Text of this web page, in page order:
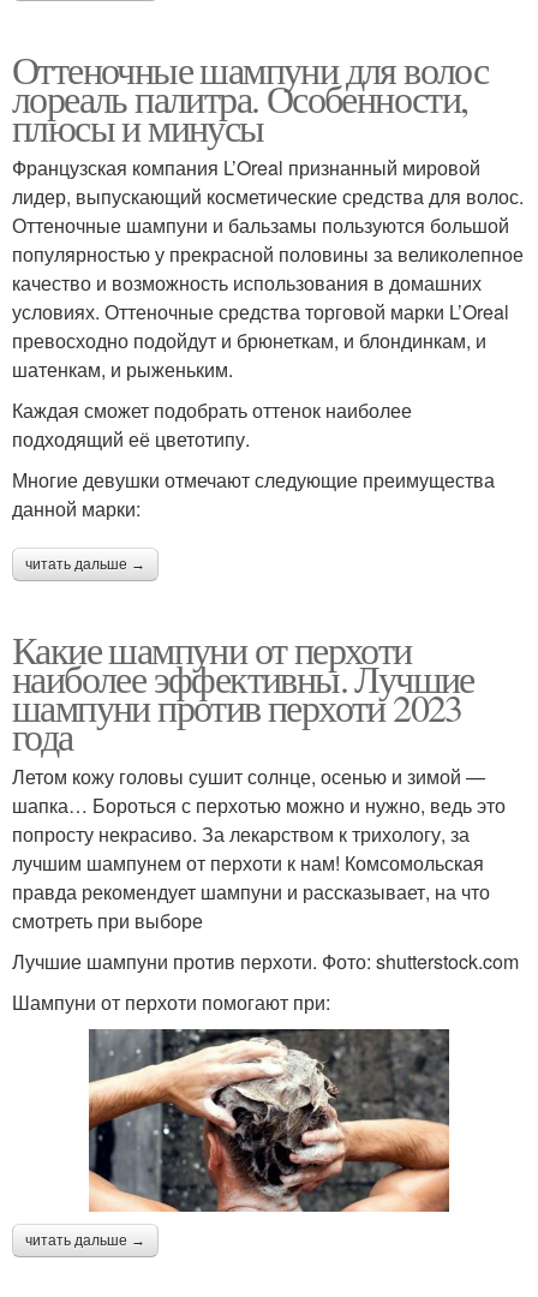
Оттеночные шампуни для волос
лореаль палитра. Особенности,
плюсы и минусы
Французская компания L’Oreal признанный мировой
лидер, выпускающий косметические средства для волос.
Оттеночные шампуни и бальзамы пользуются большой
популярностью у прекрасной половины за великолепное
качество и возможность использования в домашних
условиях. Оттеночные средства торговой марки L’Oreal
превосходно подойдут и брюнеткам, и блондинкам, и
шатенкам, и рыженьким.
Каждая сможет подобрать оттенок наиболее
подходящий её цветотипу.
Многие девушки отмечают следующие преимущества
данной марки:
читать дальше →
Какие шампуни от перхоти
наиболее эффективны. Лучшие
шампуни против перхоти 2023
года
Летом кожу головы сушит солнце, осенью и зимой —
шапка… Бороться с перхотью можно и нужно, ведь это
попросту некрасиво. За лекарством к трихологу, за
лучшим шампунем от перхоти к нам! Комсомольская
правда рекомендует шампуни и рассказывает, на что
смотреть при выборе
Лучшие шампуни против перхоти. Фото: shutterstock.com
Шампуни от перхоти помогают при:
читать дальше →